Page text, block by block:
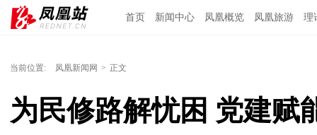
首页 新闻中心 凤凰概览 凤凰旅游 理
当前位置: 凤凰新闻网 > 正文
为民修路解忧困 党建赋